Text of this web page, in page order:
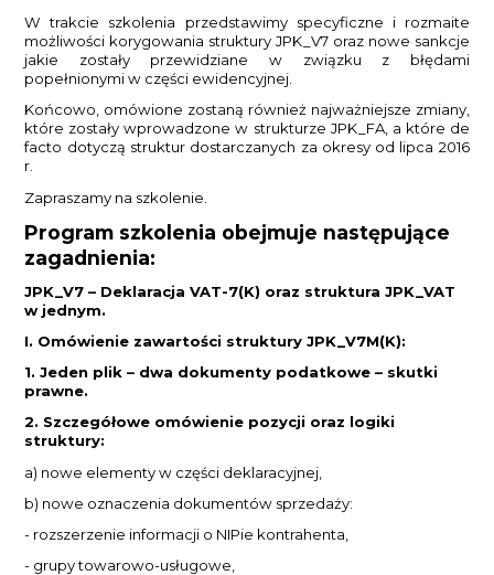
W trakcie szkolenia przedstawimy specyficzne i rozmaite
możliwości korygowania struktury JPK_V7 oraz nowe sankcje
jakie zostały przewidziane w związku z błędami
popełnionymi w części ewidencyjnej.
Końcowo, omówione zostaną również najważniejsze zmiany,
które zostały wprowadzone w strukturze JPK_FA, a które de
facto dotyczą struktur dostarczanych za okresy od lipca 2016
r.
Zapraszamy na szkolenie.
Program szkolenia obejmuje następujące
zagadnienia:
JPK_V7 – Deklaracja VAT-7(K) oraz struktura JPK_VAT
w jednym.
I. Omówienie zawartości struktury JPK_V7M(K):
1. Jeden plik – dwa dokumenty podatkowe – skutki
prawne.
2. Szczegółowe omówienie pozycji oraz logiki
struktury:
a) nowe elementy w części deklaracyjnej,
b) nowe oznaczenia dokumentów sprzedaży:
- rozszerzenie informacji o NIPie kontrahenta,
- grupy towarowo-usługowe,